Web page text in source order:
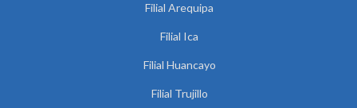
Filial Arequipa
Filial Ica
Filial Huancayo
Filial Trujillo